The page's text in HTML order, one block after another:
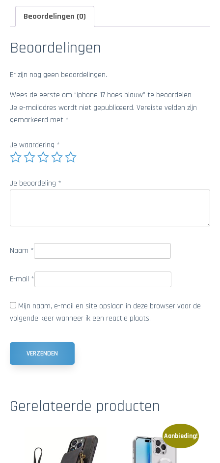
Beoordelingen (0)
Beoordelingen
Er zijn nog geen beoordelingen.
Wees de eerste om “iphone 17 hoes blauw” te beoordelen
Je e-mailadres wordt niet gepubliceerd. Vereiste velden zijn
gemarkeerd met *
Je waardering *
Je beoordeling *
Naam *
E-mail *
Mijn naam, e-mail en site opslaan in deze browser voor de
volgende keer wanneer ik een reactie plaats.
Gerelateerde producten
Aanbieding!